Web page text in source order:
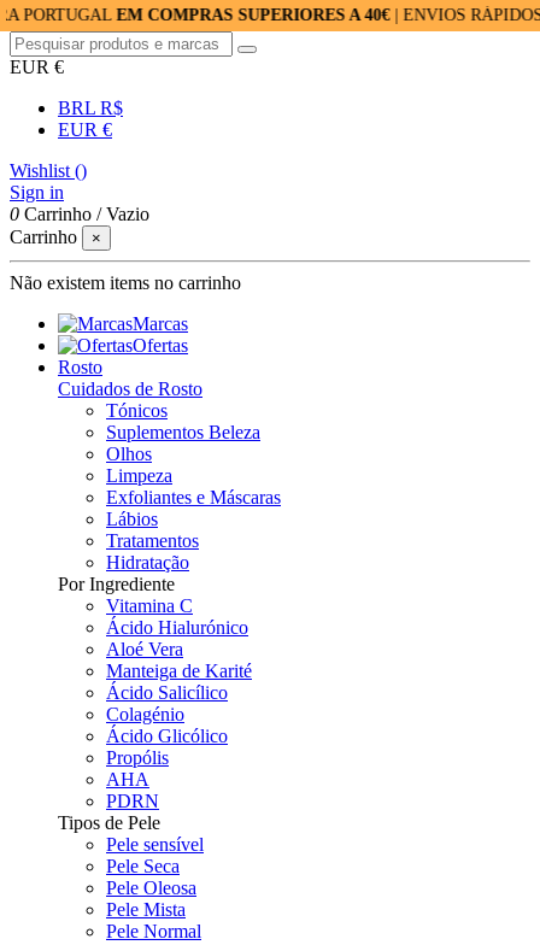
EM COMPRAS SUPERIORES A 40€| ENVIOS RÁPIDOS: 24/48H
EUR €
BRL R$
EUR €
Wishlist ()
Sign in
0 Carrinho /Vazio
Carrinho
×
Não existem items no carrinho
Marcas
Ofertas
Rosto
Cuidados de Rosto
Tónicos
Suplementos Beleza
Olhos
Limpeza
Exfoliantes e Máscaras
Lábios
Tratamentos
Hidratação
Por Ingrediente
Vitamina C
Ácido Hialurónico
Aloé Vera
Manteiga de Karité
Ácido Salicílico
Colagénio
Ácido Glicólico
Propólis
AHA
PDRN
Tipos de Pele
Pele sensível
Pele Seca
Pele Oleosa
Pele Mista
Pele Normal